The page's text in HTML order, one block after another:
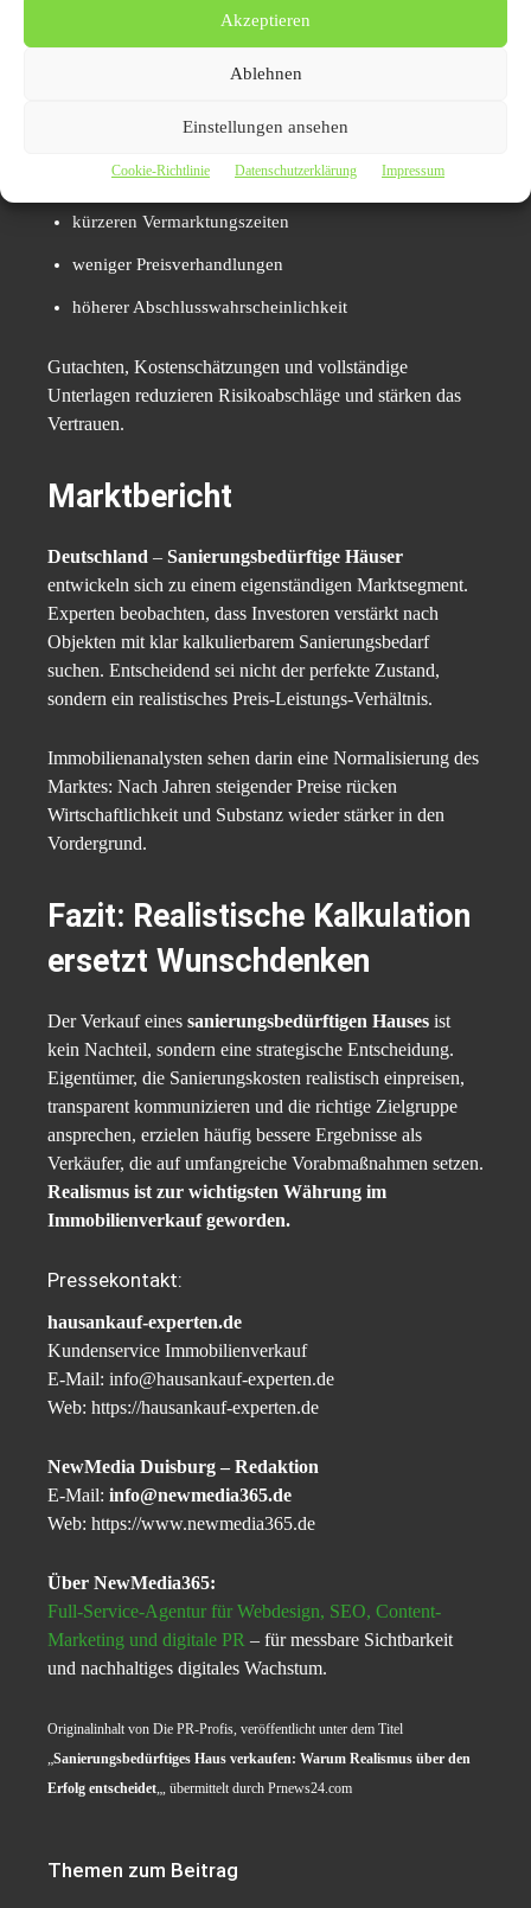
Akzeptieren
Ablehnen
Einstellungen ansehen
Cookie-Richtlinie Datenschutzerklärung Impressum
Verkaufsfaktor
die den Zustand ihrer Immobilie offen darlegen,
profitieren häufig von:
kürzeren Vermarktungszeiten
weniger Preisverhandlungen
höherer Abschlusswahrscheinlichkeit
Gutachten, Kostenschätzungen und vollständige
Unterlagen reduzieren Risikoabschläge und stärken das
Vertrauen.
Marktbericht
Deutschland – Sanierungsbedürftige Häuser
entwickeln sich zu einem eigenständigen Marktsegment.
Experten beobachten, dass Investoren verstärkt nach
Objekten mit klar kalkulierbarem Sanierungsbedarf
suchen. Entscheidend sei nicht der perfekte Zustand,
sondern ein realistisches Preis-Leistungs-Verhältnis.
Immobilienanalysten sehen darin eine Normalisierung des
Marktes: Nach Jahren steigender Preise rücken
Wirtschaftlichkeit und Substanz wieder stärker in den
Vordergrund.
Fazit: Realistische Kalkulation
ersetzt Wunschdenken
Der Verkauf eines sanierungsbedürftigen Hauses ist
kein Nachteil, sondern eine strategische Entscheidung.
Eigentümer, die Sanierungskosten realistisch einpreisen,
transparent kommunizieren und die richtige Zielgruppe
ansprechen, erzielen häufig bessere Ergebnisse als
Verkäufer, die auf umfangreiche Vorabmaßnahmen setzen.
Realismus ist zur wichtigsten Währung im
Immobilienverkauf geworden.
Pressekontakt:
hausankauf-experten.de
Kundenservice Immobilienverkauf
E-Mail: info@hausankauf-experten.de
Web: https://hausankauf-experten.de
NewMedia Duisburg – Redaktion
E-Mail: info@newmedia365.de
Web: https://www.newmedia365.de
Über NewMedia365:
Full-Service-Agentur für Webdesign, SEO, Content-
Marketing und digitale PR – für messbare Sichtbarkeit
und nachhaltiges digitales Wachstum.
Originalinhalt von Die PR-Profis, veröffentlicht unter dem Titel
Sanierungsbedürftiges Haus verkaufen: Warum Realismus über den
Erfolg entscheidet „, übermittelt durch Prnews24.com
Themen zum Beitrag